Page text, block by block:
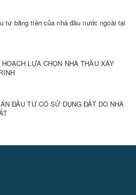
tư bằng tiền của nhà đầu nước ngoài tại
LỰA CHỌN NHÀ THẦU XÂY
ĐẦU TƯ CÓ SỬ DỤNG ĐẤT DO NHÀ